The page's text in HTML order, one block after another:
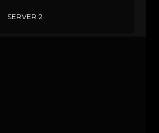
SERVER 2